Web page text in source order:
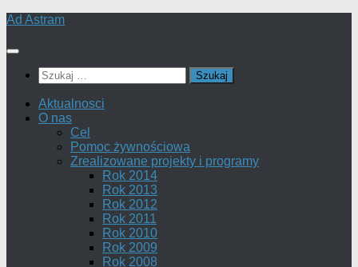
Skip
content
Ad Astram
Szukaj:
Aktualnosci
O nas
Cel
Pomoc żywnościowa
Zrealizowane projekty i programy
Rok 2014
Rok 2013
Rok 2012
Rok 2011
Rok 2010
Rok 2009
Rok 2008